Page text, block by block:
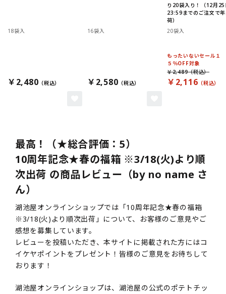
18袋入
￥2,480
16袋入
￥2,580
り20袋入り！（12月25
23:59までのご注文で
荷）
20袋入
もったいないセール１
５％OFF対象
￥2,116
￥2,489
最高！（★総合評価：5）
10周年記念★春の福箱 ※3/18(火)より順
次出荷 の商品レビュー（by no name さ
ん）
湖池屋オンラインショップでは「10周年記念★春の福箱
※3/18(火)より順次出荷」について、お客様のご意見やご
感想を募集しています。
レビューを投稿いただき、本サイトに掲載された方にはコ
イケヤポイントをプレゼント！皆様のご意見をお待ちして
おります！
湖池屋オンラインショップは、湖池屋の公式のポテトチッ